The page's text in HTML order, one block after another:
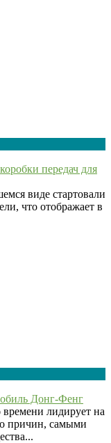
передач для
виде стартовали
что отображает в
Донг-Фенг
лидирует на
причин, самыми